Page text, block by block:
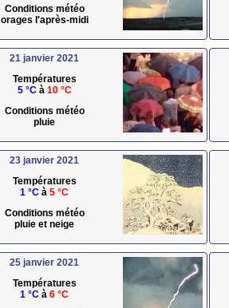
Conditions météo
orages l'après-midi
21 janvier 2021
Températures
5 °Cà 10 °C
Conditions météo
pluie
23 janvier 2021
Températures
1 °C à 5 °C
Conditions météo
pluie et neige
25 janvier 2021
Températures
1 °C à 6 °C